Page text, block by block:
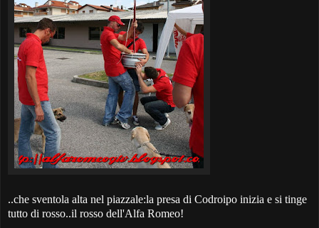
..che sventola alta nel piazzale:la presa di Codroipo inizia e si tinge
tutto di rosso..il rosso dell'Alfa Romeo!